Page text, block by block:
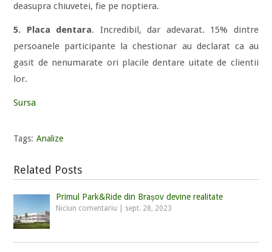
deasupra chiuvetei, fie pe noptiera.
5. Placa dentara. Incredibil, dar adevarat. 15% dintre
persoanele participante la chestionar au declarat ca au
gasit de nenumarate ori placile dentare uitate de clientii
lor.
Sursa
Tags: Analize
Related Posts
Primul Park&Ride din Brașov devine realitate
Niciun comentariu sept. 28, 2023